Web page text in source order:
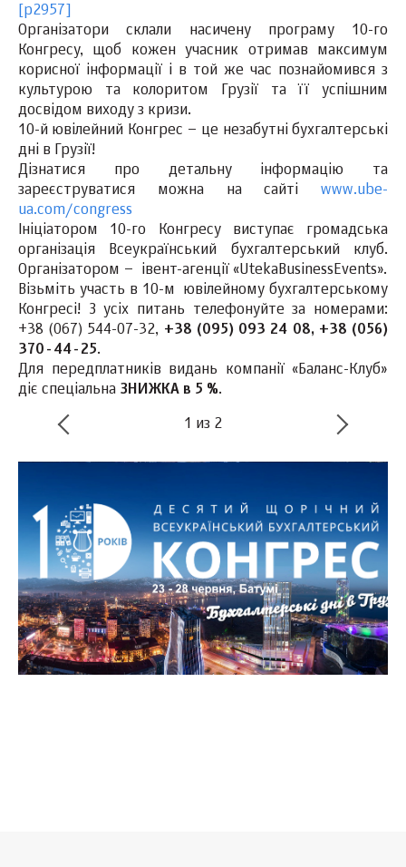
[p2957]
Організатори склали насичену програму 10-го
Конгресу, щоб кожен учасник отримав максимум
корисної інформації і в той же час познайомився з
культурою та колоритом Грузії та її успішним
досвідом виходу з кризи.
10-й ювілейний Конгрес – це незабутні бухгалтерські
дні в Грузії!
Дізнатися про детальну інформацію та
зареєструватися можна на сайті www.ube-
ua.com/congress
Ініціатором 10-го Конгресу виступає громадська
організація Всеукраїнський бухгалтерський клуб.
Організатором – івент-агенції «UtekaBusinessEvents».
Візьміть участь в 10-м ювілейному бухгалтерському
Конгресі! З усіх питань телефонуйте за номерами:
+38 (067) 544-07-32, +38 (095) 093 24 08, +38 (056)
370-44-25.
Для передплатників видань компанії «Баланс-Клуб»
діє спеціальна ЗНИЖКА в 5 %.
1 из 2